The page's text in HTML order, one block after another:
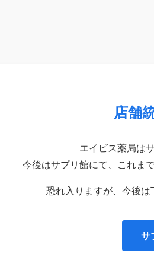
店舗
エイビス薬局は
今後はサプリ館にて、これま
恐れ入りますが、今後
サ